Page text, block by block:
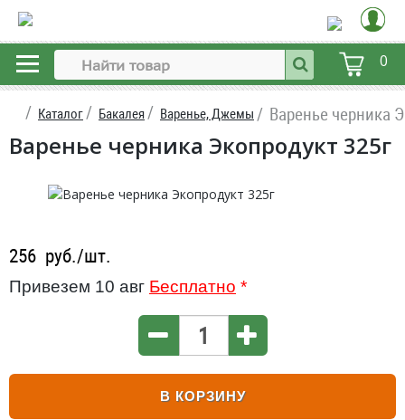
0
Каталог Бакалея Варенье, Джемы Варенье черника
Варенье черника Экопродукт 325г
256 руб./шт.
Привезем 10 авг Бесплатно *
В КОРЗИНУ